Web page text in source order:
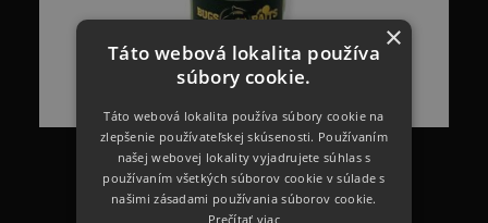
×
Táto webová lokalita používa
súbory cookie.
Táto webová lokalita používa súbory cookie na
zlepšenie používateľskej skúsenosti. Používaním
našej webovej lokality vyjadrujete súhlas s
používaním všetkých súborov cookie v súlade s
našimi zásadami používania súborov cookie.
Prečítať viac